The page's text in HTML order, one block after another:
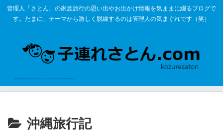
管理人「さとん」の家族旅行の思い出やお出かけ情報を気ままに綴るブログで
す。たまに、テーマから激しく脱線するのは管理人の気まぐれです（笑）
沖縄旅行記